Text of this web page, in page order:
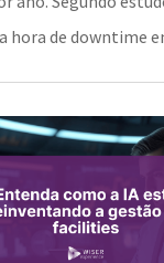
hora de downtime